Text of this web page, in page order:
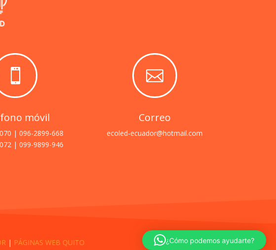

móvil
| 096-2899-668
| 099-9899-946

Correo
ecoled-ecuador@hotmail.com
| PÁGINAS WEB QUITO ¿Cómo podemos ayudarte?